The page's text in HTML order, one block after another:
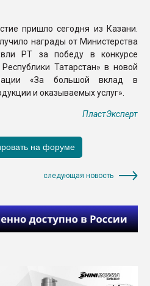
пришло сегодня из Казани.
награды от Министерства
РТ за победу в конкурсе
Татарстан» в новой
«За большой вклад в
и оказываемых услуг».
ПластЭксперт
следующая новость